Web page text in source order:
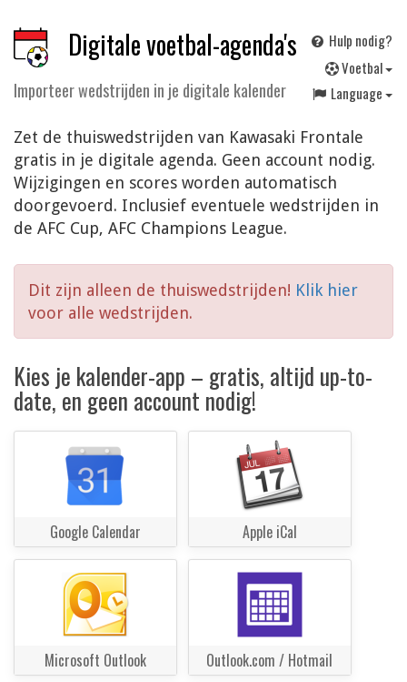
Digitale voetbal-agenda's
Importeer wedstrijden in je digitale kalender
Hulp nodig?
Voetbal
Language
Zet de thuiswedstrijden van Kawasaki Frontale
gratis in je digitale agenda. Geen account nodig.
Wijzigingen en scores worden automatisch
doorgevoerd. Inclusief eventuele wedstrijden in
de AFC Cup, AFC Champions League.
Dit zijn alleen de thuiswedstrijden! Klik hier
voor alle wedstrijden.
Kies je kalender-app – gratis, altijd up-to-
date, en geen account nodig!
Google Calendar Apple iCal
Microsoft Outlook Outlook.com / Hotmail